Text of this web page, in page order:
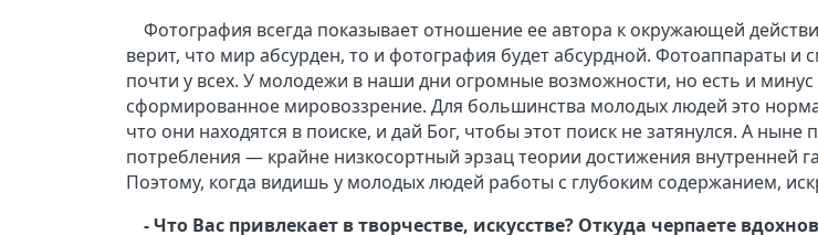
Фотография всегда показывает отношение ее автора к окружающей
верит, что мир абсурден, то и фотография будет абсурдной. Фотоаппараты и
почти у всех. У молодежи в наши дни огромные возможности, но есть и
сформированное мировоззрение. Для большинства молодых людей это
что они находятся в поиске, и дай Бог, чтобы этот поиск не затянулся. А ныне
потребления — крайне низкосортный эрзац теории достижения внутренней
Поэтому, когда видишь у молодых людей работы с глубоким содержанием,
- Что Вас привлекает в творчестве, искусстве? Откуда черпаете